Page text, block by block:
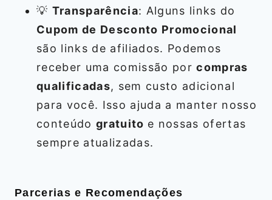
💡 Transparência: Alguns links do
Cupom de Desconto Promocional
são links de afiliados. Podemos
receber uma comissão porcompras
qualificadas, sem custo adicional
para você. Isso ajuda a manter nosso
conteúdo gratuito e nossas ofertas
sempre atualizadas.
Parcerias e Recomendações